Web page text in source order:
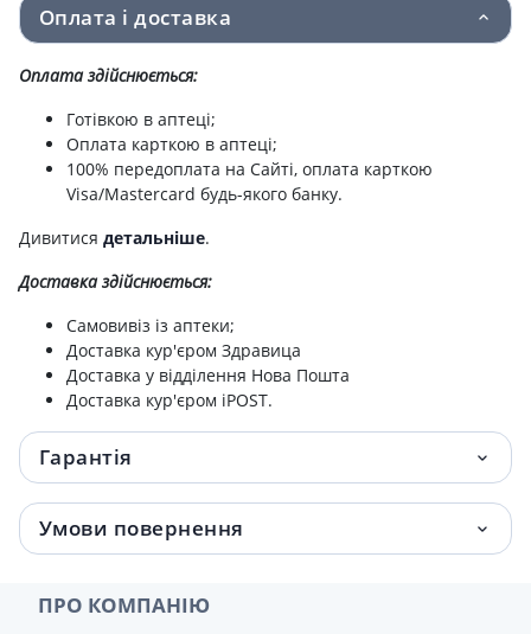
Оплата і доставка
Оплата здійснюється:
Готівкою в аптеці;
Оплата карткою в аптеці;
100% передоплата на Сайті, оплата карткою
Visa/Mastercard будь-якого банку.
Дивитися детальніше.
Доставка здійснюється:
Самовивіз із аптеки;
Доставка кур'єром Здравица
Доставка у відділення Нова Пошта
Доставка кур'єром iPOST.
Гарантія
Умови повернення
ПРО КОМПАНІЮ